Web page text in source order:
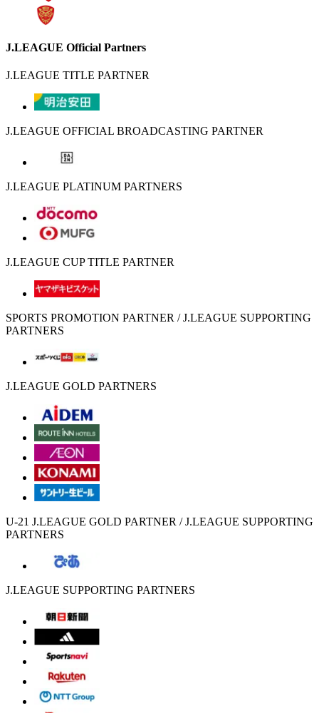
J.LEAGUE Official Partners
J.LEAGUE TITLE PARTNER
J.LEAGUE OFFICIAL BROADCASTING PARTNER
J.LEAGUE PLATINUM PARTNERS
J.LEAGUE CUP TITLE PARTNER
SPORTS PROMOTION PARTNER / J.LEAGUE SUPPORTING
PARTNERS
J.LEAGUE GOLD PARTNERS
U-21 J.LEAGUE GOLD PARTNER / J.LEAGUE SUPPORTING
PARTNERS
J.LEAGUE SUPPORTING PARTNERS